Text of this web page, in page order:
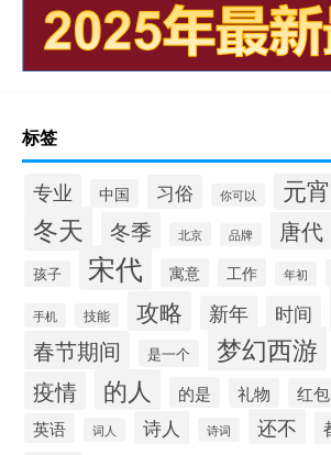
标签
专业 中国 习俗 你可以 元
冬天 冬季 北京 品牌 唐代
孩子 宋代 寓意 工作 年初
手机 技能 攻略 新年 时间
春节期间 是一个 梦幻西游
疫情 的人 的是 礼物 红包
英语 词人 诗人 诗词 还不